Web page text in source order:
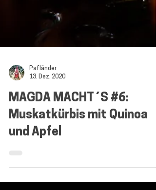
13. Dez. 2020
MAGDA MACHT´S #6:
und Apfel